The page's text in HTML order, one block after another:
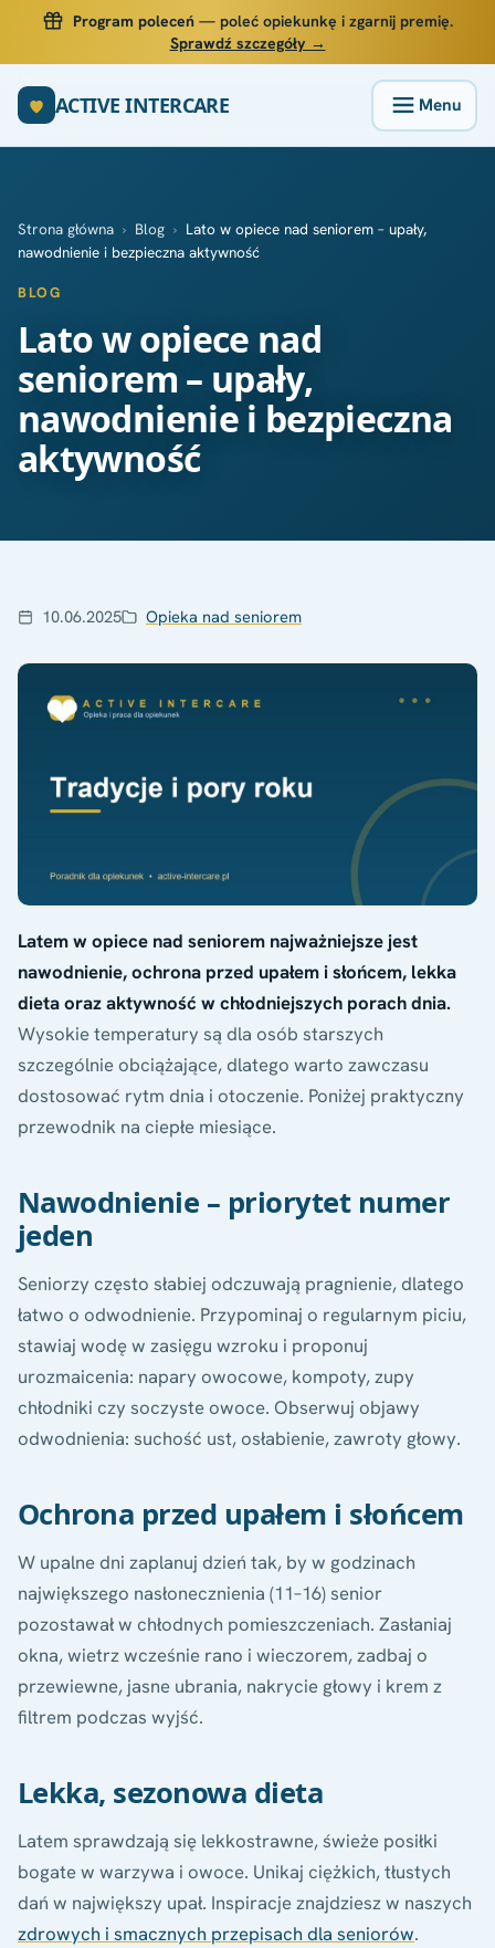
Program poleceń— poleć opiekunkę i zgarnij premię.
Sprawdź szczegóły →
ACTIVE INTERCARE
Strona główna › Blog › Lato w opiece nad seniorem – upały,
nawodnienie i bezpieczna aktywność
BLOG
Lato w opiece nad
seniorem – upały,
nawodnienie i bezpieczna
aktywność
10.06.2025 Opieka nad seniorem
Latem w opiece nad seniorem najważniejsze jest
nawodnienie, ochrona przed upałem i słońcem, lekka
dieta oraz aktywność w chłodniejszych porach dnia.
Wysokie temperatury są dla osób starszych
szczególnie obciążające, dlatego warto zawczasu
dostosować rytm dnia i otoczenie. Poniżej praktyczny
przewodnik na ciepłe miesiące.
Nawodnienie – priorytet numer
jeden
Seniorzy często słabiej odczuwają pragnienie, dlatego
łatwo o odwodnienie. Przypominaj o regularnym piciu,
stawiaj wodę w zasięgu wzroku i proponuj
urozmaicenia: napary owocowe, kompoty, zupy
chłodniki czy soczyste owoce. Obserwuj objawy
odwodnienia: suchość ust, osłabienie, zawroty głowy.
Ochrona przed upałem i słońcem
W upalne dni zaplanuj dzień tak, by w godzinach
największego nasłonecznienia (11–16) senior
pozostawał w chłodnych pomieszczeniach. Zasłaniaj
okna, wietrz wcześnie rano i wieczorem, zadbaj o
przewiewne, jasne ubrania, nakrycie głowy i krem z
filtrem podczas wyjść.
Lekka, sezonowa dieta
Latem sprawdzają się lekkostrawne, świeże posiłki
bogate w warzywa i owoce. Unikaj ciężkich, tłustych
dań w największy upał. Inspiracje znajdziesz w naszych
zdrowych i smacznych przepisach dla seniorów.